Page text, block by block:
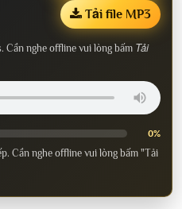
Tải file MP3
Cần nghe offline vui lòng bấm Tải
0%
Cần nghe offline vui lòng bấm "Tải